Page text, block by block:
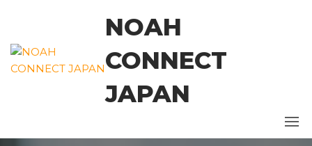
ッ
NOAH
CONNECT
JAPAN